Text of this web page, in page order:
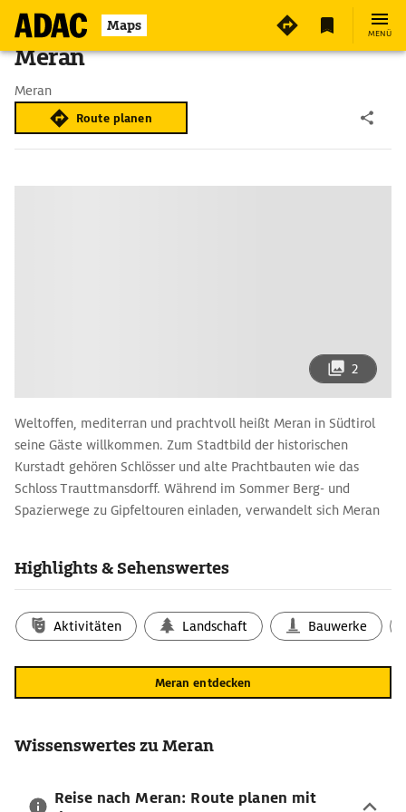
Maps MENÜ
Meran
Meran
Route planen
2
Weltoffen, mediterran und prachtvoll heißt Meran in Südtirol
seine Gäste willkommen. Zum Stadtbild der historischen
Kurstadt gehören Schlösser und alte Prachtbauten wie das
Schloss Trauttmansdorff. Während im Sommer Berg- und
Spazierwege zu Gipfeltouren einladen, verwandelt sich Meran
bekannt. Entspannung und Erholung werden in der Therme
Sauna-Landschaft großgeschrieben.
für den Aufenthalt
Mit der Meran-Karte lässt sich ein Weg zu den Museen der
auch als Palais Mamming Museum bekannt und gehört zu den
eine ägyptische Mumie oder die Waffensammlung des
Highlights & Sehenswertes
Aktivitäten Landschaft Bauwerke
Meran entdecken
Wissenswertes zu Meran
Reise nach Meran: Route planen mit